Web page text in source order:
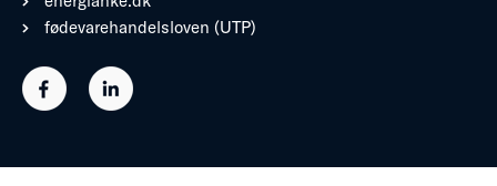
fødevarehandelsloven (UTP)